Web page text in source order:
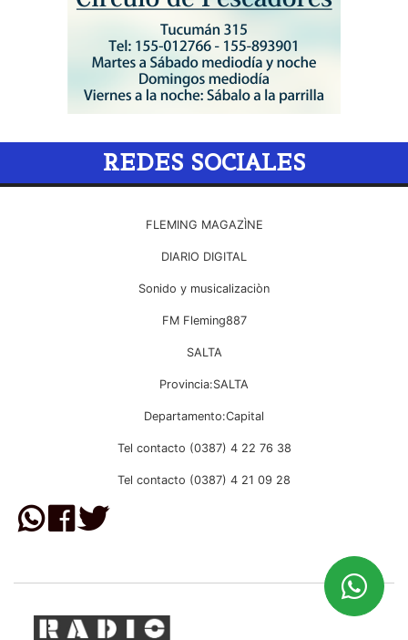
REDES SOCIALES
FLEMING MAGAZÌNE
DIARIO DIGITAL
Sonido y musicalizaciòn
FM Fleming887
SALTA
Provincia:SALTA
Departamento:Capital
Tel contacto (0387) 4 22 76 38
Tel contacto (0387) 4 21 09 28